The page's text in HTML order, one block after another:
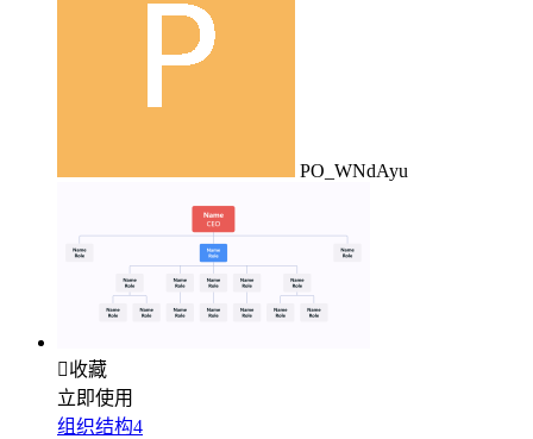
PO_WNdAyu
收藏
立即使用
组织结构4